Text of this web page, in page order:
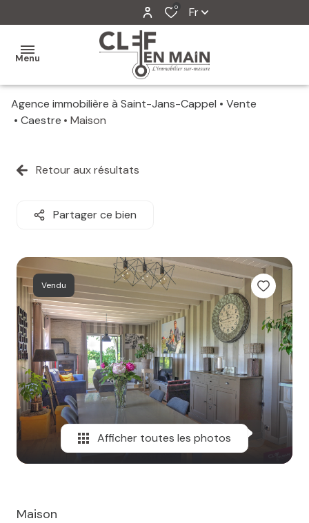
0 Fr
Menu
MON
MES
MES
ESTIMATION
ALERTE
MAIL
Agence immobilière à Saint-Jans-Cappel
Vente
Caestre
Maison
Retour aux résultats
Partager ce bien
Vendu
Afficher toutes les photos
Maison